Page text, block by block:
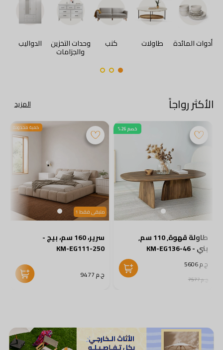
أدوات المائدة طاولات كنب وحدات التخزين
والجزامات
الدواليب
الأكثر رواجاً المزيد
خصم 26%
طاولة قهوة, 110 سم,
بني - KM-EG136-46
ج.م 5606
ج.م 7577
كمية محدودة
متبقى فقط 1
سرير، 160 سم، بيج -
KM-EG111-250
ج.م 9477